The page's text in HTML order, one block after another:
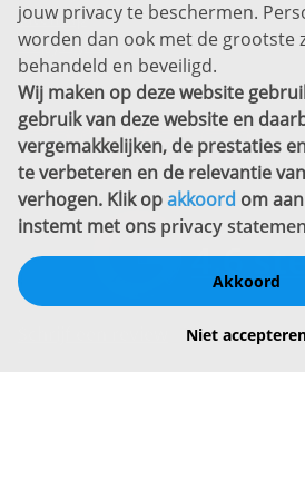
Sitemap
Copyright
Bekijk ook eens
jouw privacy te beschermen.
worden dan ook met de grootste
behandeld en beveiligd.
Wij maken op deze website
gebruik van deze website en
vergemakkelijken, de prestaties
te verbeteren en de relevantie
verhogen. Klik opakkoord om
instemt met ons privacy
Akkoord
Niet